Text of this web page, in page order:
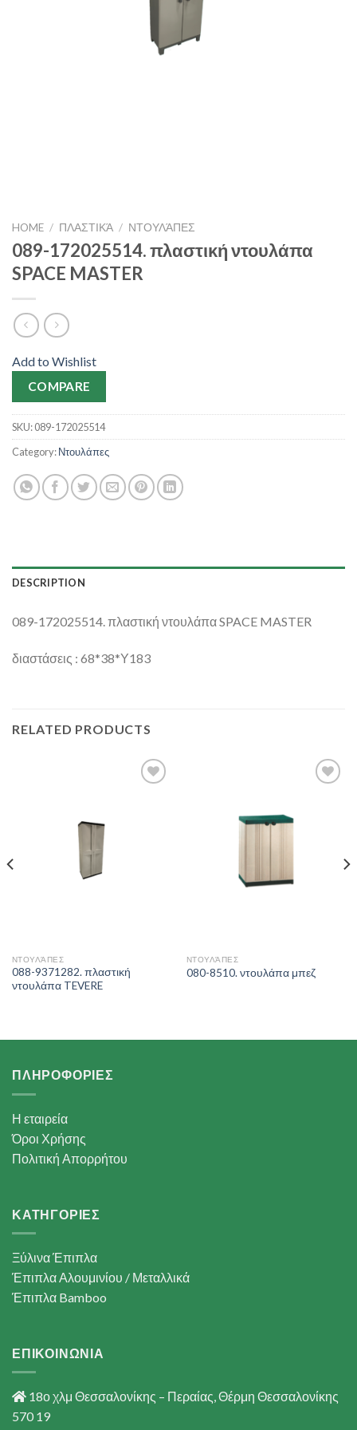
HOME / ΠΛΑΣΤΙΚΆ / ΝΤΟΥΛΆΠΕΣ
089-172025514. πλαστική ντουλάπα
SPACE MASTER
Add to Wishlist
COMPARE
SKU:089-172025514
Category:Ντουλάπες
DESCRIPTION
089-172025514. πλαστική ντουλάπα SPACE MASTER
διαστάσεις : 68*38*Υ183
RELATED PRODUCTS
ΝΤΟΥΛΆΠΕΣ
088-9371282. πλαστική
ντουλάπα TEVERE
ΝΤΟΥΛΆΠΕΣ
080-8510. ντουλάπα μπεζ
ΠΛΗΡΟΦΟΡΙΕΣ
Η εταιρεία
Όροι Χρήσης
Πολιτική Απορρήτου
ΚΑΤΗΓΟΡΙΕΣ
Ξύλινα Έπιπλα
Έπιπλα Αλουμινίου / Μεταλλικά
Έπιπλα Bamboo
ΕΠΙΚΟΙΝΩΝΙΑ
18ο χλμ Θεσσαλονίκης – Περαίας, Θέρμη Θεσσαλονίκης
570 19